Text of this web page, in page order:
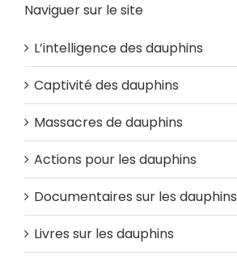
Naviguer sur le site
L’intelligence des dauphins
Captivité des dauphins
Massacres de dauphins
Actions pour les dauphins
Documentaires sur les dauphins
Livres sur les dauphins